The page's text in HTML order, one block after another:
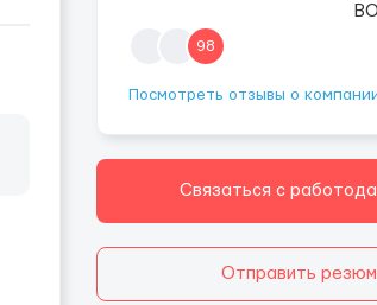
98
Посмотреть отзывы о
Связаться с
Отправить